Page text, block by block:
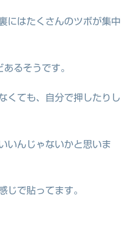
にはたくさんのツボが集中
るそうです。
くても、自分で押したりし
いんじゃないかと思いま
じで貼ってます。